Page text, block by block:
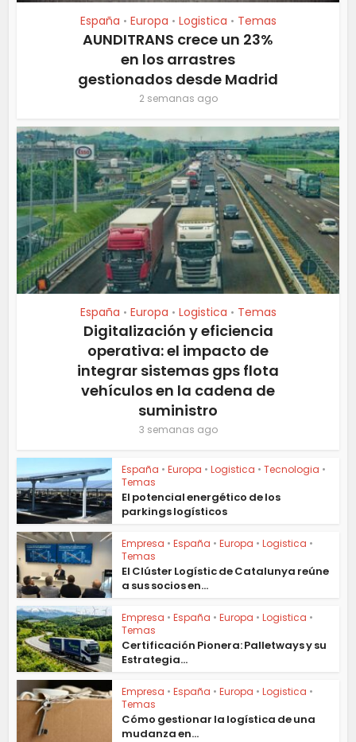
España • Europa • Logistica • Temas
AUNDITRANS crece un 23%
en los arrastres
gestionados desde Madrid
2 semanas ago
España • Europa • Logistica • Temas
Digitalización y eficiencia
operativa: el impacto de
integrar sistemas gps flota
vehículos en la cadena de
suministro
3 semanas ago
España • Europa • Logistica • Tecnologia •
Temas
El potencial energético de los
parkings logísticos
Empresa • España • Europa • Logistica •
Temas
El Clúster Logístic de Catalunya reúne
a sus socios en...
Empresa • España • Europa • Logistica •
Temas
Certificación Pionera: Palletways y su
Estrategia...
Empresa • España • Europa • Logistica •
Temas
Cómo gestionar la logística de una
mudanza en...